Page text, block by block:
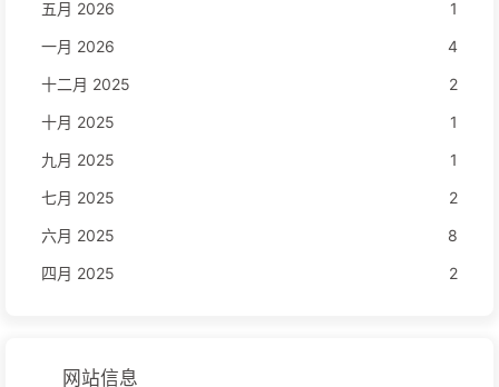
五月 2026
1
一月 2026
4
十二月 2025
2
十月 2025
1
九月 2025
1
七月 2025
2
六月 2025
8
四月 2025
2
网站信息